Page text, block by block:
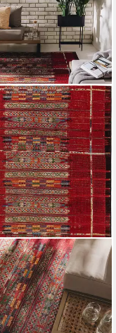
Artis,
Höhe: 5 mm, In- &
Pflegeleicht
Terrasse, Balkon,